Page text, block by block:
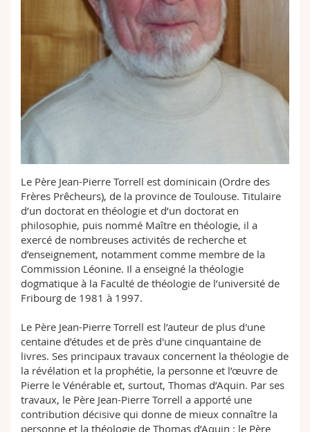
Sciences et médecine
Interfacultaire
Collaborateurs
Doctorants
Webmail
Programme des cours
MyUnifr
Le Père Jean-Pierre Torrell est dominicain (Ordre des
Frères Prêcheurs), de la province de Toulouse. Titulaire
d’un doctorat en théologie et d’un doctorat en
philosophie, puis nommé Maître en théologie, il a
exercé de nombreuses activités de recherche et
d’enseignement, notamment comme membre de la
Commission Léonine. Il a enseigné la théologie
dogmatique à la Faculté de théologie de l’université de
Fribourg de 1981 à 1997.
Le Père Jean-Pierre Torrell est l’auteur de plus d'une
centaine d’études et de près d'une cinquantaine de
livres. Ses principaux travaux concernent la théologie de
la révélation et la prophétie, la personne et l’œuvre de
Pierre le Vénérable et, surtout, Thomas d’Aquin. Par ses
travaux, le Père Jean-Pierre Torrell a apporté une
contribution décisive qui donne de mieux connaître la
personne et la théologie de Thomas d’Aquin : le Père